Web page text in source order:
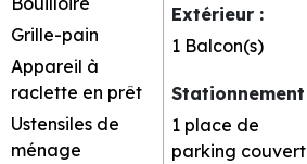
Grille-pain
Appareil à
raclette en prêt
Ustensiles de
ménage
Extérieur :
1 Balcon(s)
Stationnement
1 place de
parking couvert